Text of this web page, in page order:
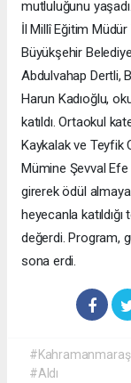
mutluluğunu
İl Millî Eğitim Müdür
Büyükşehir
Abdulvahap Dertli,
Harun Kadıoğlu,
katıldı. Ortaokul
Kaykalak ve Teyfik
Mümine Şevval Efe
girerek ödül
heyecanla
değerdi. Program,
sona erdi.
#Kahramanmaraş
#Aldı